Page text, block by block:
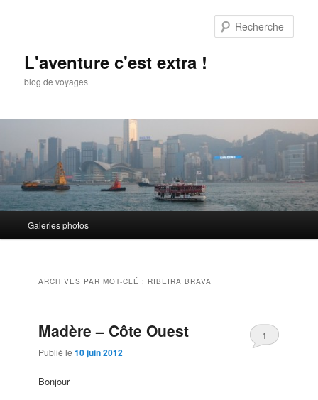
L'aventure c'est extra !
blog de voyages
principal
Galeries photos
ARCHIVES PAR MOT-CLÉ : RIBEIRA BRAVA
Madère – Côte Ouest
Publié le10 juin 2012
1
Bonjour